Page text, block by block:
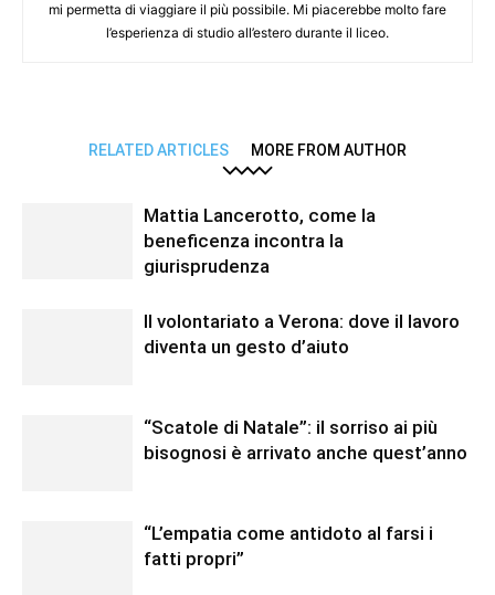
mi permetta di viaggiare il più possibile. Mi piacerebbe molto fare
l’esperienza di studio all’estero durante il liceo.
RELATED ARTICLES MORE FROM AUTHOR
Mattia Lancerotto, come la
beneficenza incontra la
giurisprudenza
Il volontariato a Verona: dove il lavoro
diventa un gesto d’aiuto
“Scatole di Natale”: il sorriso ai più
bisognosi è arrivato anche quest’anno
“L’empatia come antidoto al farsi i
fatti propri”